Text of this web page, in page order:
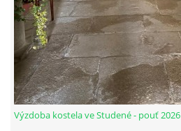
Výzdoba kostela ve Studené - pouť 2026